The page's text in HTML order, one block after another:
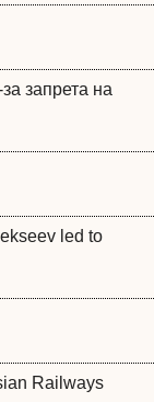
запрета на
led to
Railways